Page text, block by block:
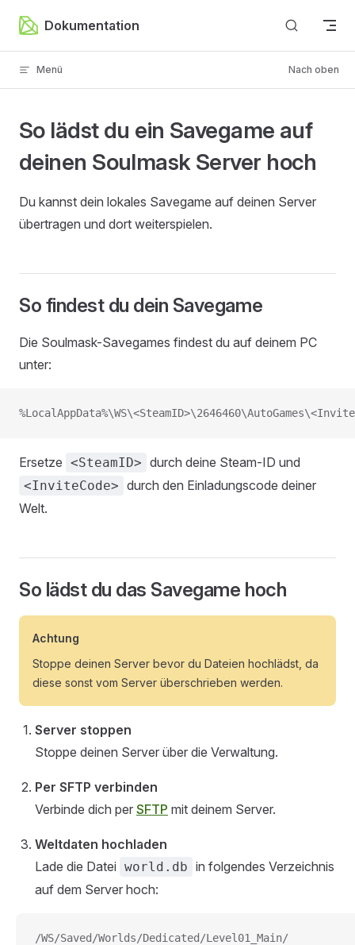
Zum Inhalt springen
Dokumentation
Menü Nach oben
So lädst du ein Savegame auf
deinen Soulmask Server hoch
Du kannst dein lokales Savegame auf deinen Server
übertragen und dort weiterspielen.
So findest du dein Savegame
Die Soulmask-Savegames findest du auf deinem PC
unter:
Ersetze <SteamID> durch deine Steam-ID und
<InviteCode> durch den Einladungscode deiner
Welt.
So lädst du das Savegame hoch
Achtung
Stoppe deinen Server bevor du Dateien hochlädst, da
diese sonst vom Server überschrieben werden.
Server stoppen
Stoppe deinen Server über die Verwaltung.
Per SFTP verbinden
Verbinde dich per SFTP mit deinem Server.
Weltdaten hochladen
Lade die Datei world.db in folgendes Verzeichnis
auf dem Server hoch:
/WS/Saved/Worlds/Dedicated/Level01_Main/